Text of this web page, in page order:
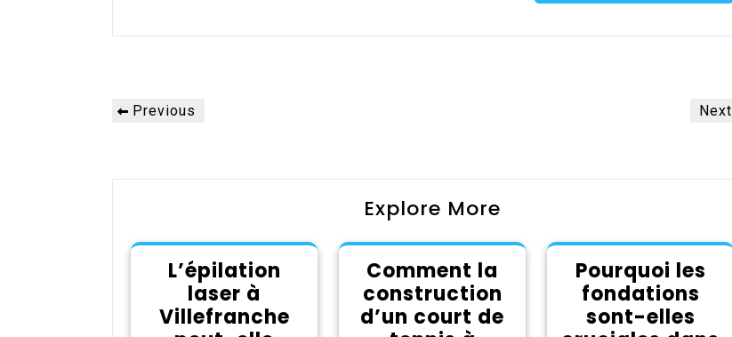
Navigation
de
Previous
Previous
Next
Next
Explore More
L’épilation
laser à
Villefranche
Comment la
construction
d’un court de
Pourquoi les
fondations
sont-elles